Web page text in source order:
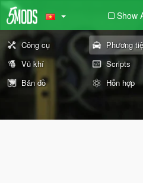
Show
Công cụ Phương
Vũ khí
Scripts
Bản đồ
Hỗn hợp